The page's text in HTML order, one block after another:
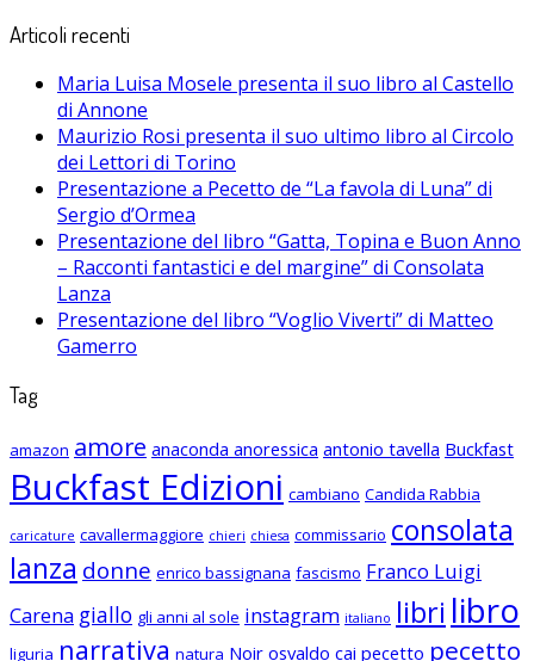
Articoli recenti
Maria Luisa Mosele presenta il suo libro al Castello
di Annone
Maurizio Rosi presenta il suo ultimo libro al Circolo
dei Lettori di Torino
Presentazione a Pecetto de “La favola di Luna” di
Sergio d’Ormea
Presentazione del libro “Gatta, Topina e Buon Anno
– Racconti fantastici e del margine” di Consolata
Lanza
Presentazione del libro “Voglio Viverti” di Matteo
Gamerro
Tag
amazon amore anaconda anoressica antonio tavella Buckfast
Buckfast Edizioni cambiano Candida Rabbia
caricature cavallermaggiore chieri chiesa commissario consolata
lanza donne enrico bassignana fascismo Franco Luigi
Carena giallo gli anni al sole instagram italiano libri libro
liguria narrativa natura Noir osvaldo cai pecetto pecetto